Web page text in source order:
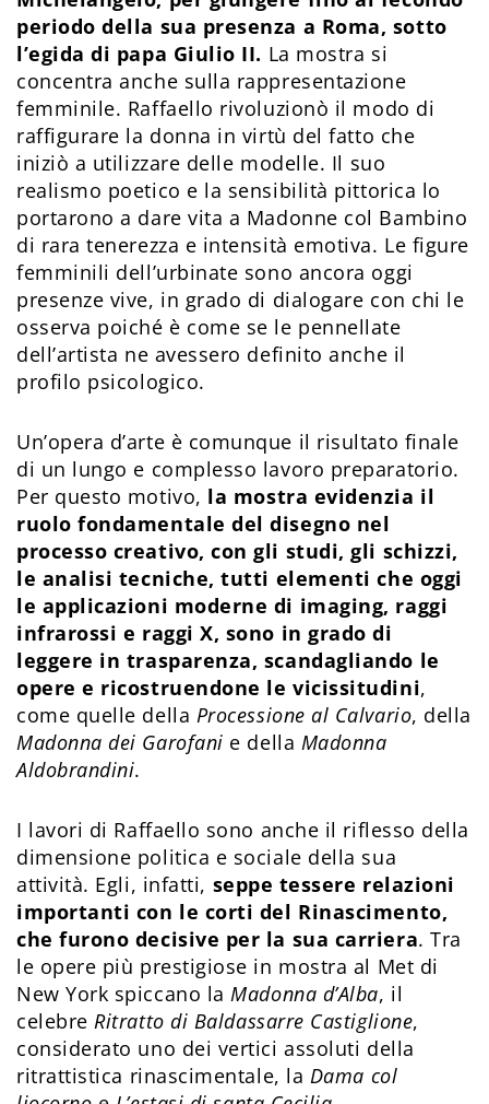
periodo della sua presenza a Roma, sotto
l’egida di papa Giulio II. La mostra si
concentra anche sulla rappresentazione
femminile. Raffaello rivoluzionò il modo di
raffigurare la donna in virtù del fatto che
iniziò a utilizzare delle modelle. Il suo
realismo poetico e la sensibilità pittorica lo
portarono a dare vita a Madonne col Bambino
di rara tenerezza e intensità emotiva. Le figure
femminili dell’urbinate sono ancora oggi
presenze vive, in grado di dialogare con chi le
osserva poiché è come se le pennellate
dell’artista ne avessero definito anche il
profilo psicologico.
Un’opera d’arte è comunque il risultato finale
di un lungo e complesso lavoro preparatorio.
Per questo motivo, la mostra evidenzia il
ruolo fondamentale del disegno nel
processo creativo, con gli studi, gli schizzi,
le analisi tecniche, tutti elementi che oggi
le applicazioni moderne di imaging, raggi
infrarossi e raggi X, sono in grado di
leggere in trasparenza, scandagliando le
opere e ricostruendone le vicissitudini,
come quelle della Processione al Calvario, della
Madonna dei Garofani e della Madonna
Aldobrandini.
I lavori di Raffaello sono anche il riflesso della
dimensione politica e sociale della sua
attività. Egli, infatti, seppe tessere relazioni
importanti con le corti del Rinascimento,
che furono decisive per la sua carriera. Tra
le opere più prestigiose in mostra al Met di
New York spiccano laMadonna d’Alba, il
celebreRitratto di Baldassarre Castiglione,
considerato uno dei vertici assoluti della
ritrattistica rinascimentale, la Dama col